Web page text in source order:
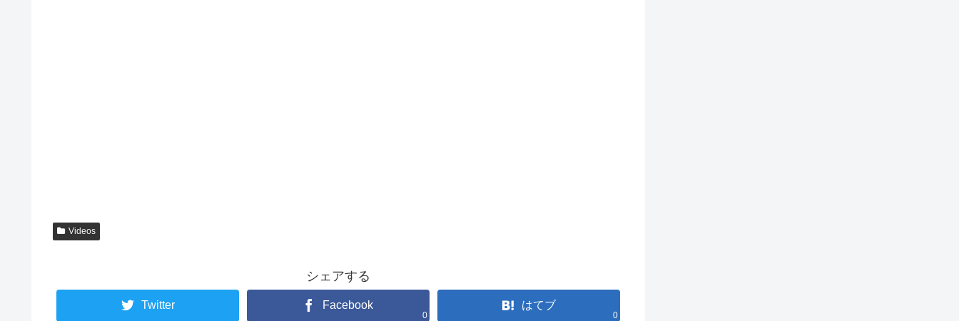
Videos
シェアする
Twitter Facebook
0
はてブ
0